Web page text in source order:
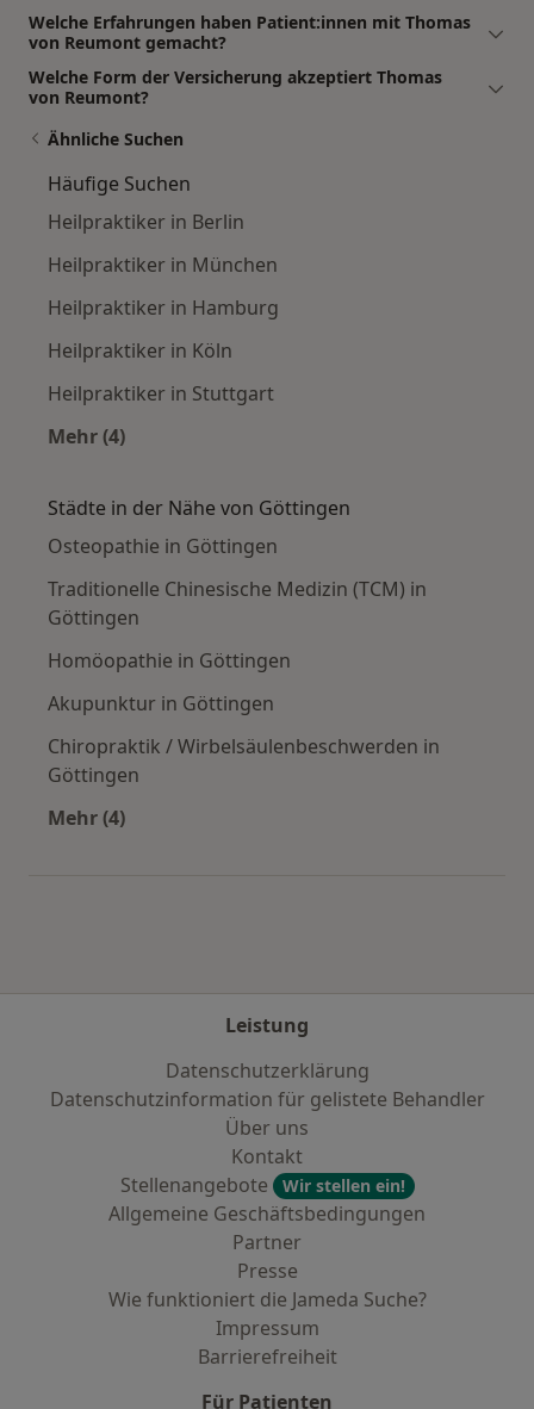
Welche Erfahrungen haben Patient:innen mit Thomas
von Reumont gemacht?
Welche Form der Versicherung akzeptiert Thomas
von Reumont?
Ähnliche Suchen
Häufige Suchen
Heilpraktiker in Berlin
Heilpraktiker in München
Heilpraktiker in Hamburg
Heilpraktiker in Köln
Heilpraktiker in Stuttgart
Mehr (4)
Städte in der Nähe von Göttingen
Osteopathie in Göttingen
Traditionelle Chinesische Medizin (TCM) in
Göttingen
Homöopathie in Göttingen
Akupunktur in Göttingen
Chiropraktik / Wirbelsäulenbeschwerden in
Göttingen
Mehr (4)
Leistung
Datenschutzerklärung
Datenschutzinformation für gelistete Behandler
Über uns
Kontakt
Stellenangebote
Wir stellen ein!
Allgemeine Geschäftsbedingungen
Partner
Presse
Wie funktioniert die Jameda Suche?
Impressum
Barrierefreiheit
Für Patienten